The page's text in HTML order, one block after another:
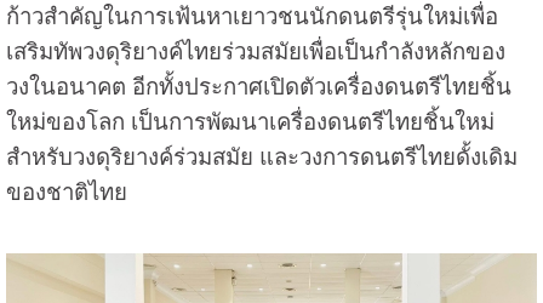
ก้าวสำคัญในการเฟ้นหาเยาวชนนักดนตรีรุ่นใหม่เพื่อ
เสริมทัพวงดุริยางค์ไทยร่วมสมัยเพื่อเป็นกำลังหลักของ
วงในอนาคต อีกทั้งประกาศเปิดตัวเครื่องดนตรีไทยชิ้น
ใหม่ของโลก เป็นการพัฒนาเครื่องดนตรีไทยชิ้นใหม่
สำหรับวงดุริยางค์ร่วมสมัย และวงการดนตรีไทยดั้งเดิม
ของชาติไทย